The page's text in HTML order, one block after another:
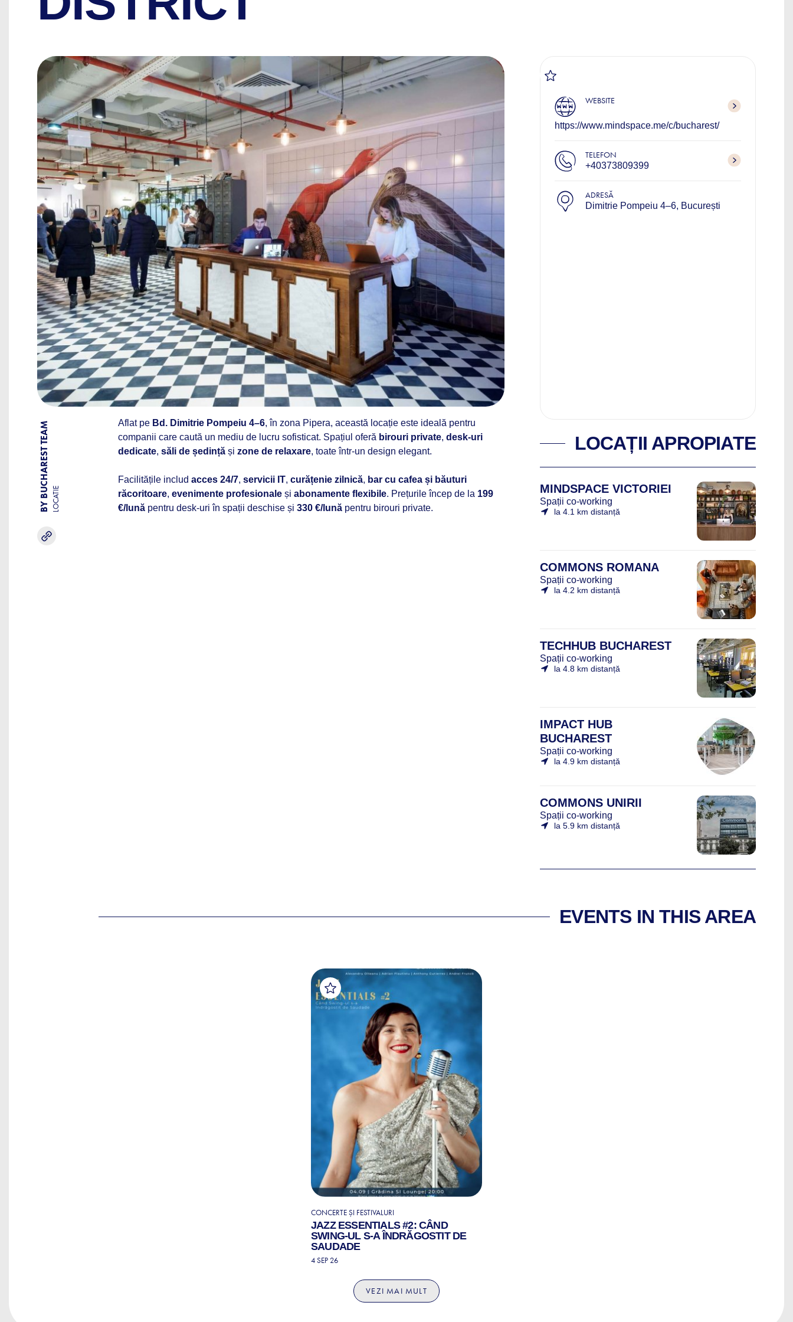
BY BUCHAREST TEAM LOCATIE
Aflat pe Bd. Dimitrie Pompeiu 4–6, în zona Pipera, această locație este ideală pentru
companii care caută un mediu de lucru sofisticat. Spațiul oferă birouri private, desk-uri
dedicate, săli de ședință și zone de relaxare, toate într-un design elegant.
Facilitățile includ acces 24/7, servicii IT, curățenie zilnică, bar cu cafea și băuturi
răcoritoare, evenimente profesionale și abonamente flexibile. Prețurile încep de la 199
€/lună pentru desk-uri în spații deschise și 330 €/lună pentru birouri private.
WEBSITE
https://www.mindspace.me/c/bucharest/
TELEFON
+40373809399
ADRESĂ
Dimitrie Pompeiu 4–6, București
LOCAȚII APROPIATE
MINDSPACE VICTORIEI
Spații co-working
la 4.1 km distanță
COMMONS ROMANA
Spații co-working
la 4.2 km distanță
TECHHUB BUCHAREST
Spații co-working
la 4.8 km distanță
IMPACT HUB
BUCHAREST
Spații co-working
la 4.9 km distanță
COMMONS UNIRII
Spații co-working
la 5.9 km distanță
EVENTS IN THIS AREA
CONCERTE ȘI FESTIVALURI
JAZZ ESSENTIALS #2: CÂND
SWING-UL S-A ÎNDRĂGOSTIT DE
SAUDADE
4 SEP 26
VEZI MAI MULT